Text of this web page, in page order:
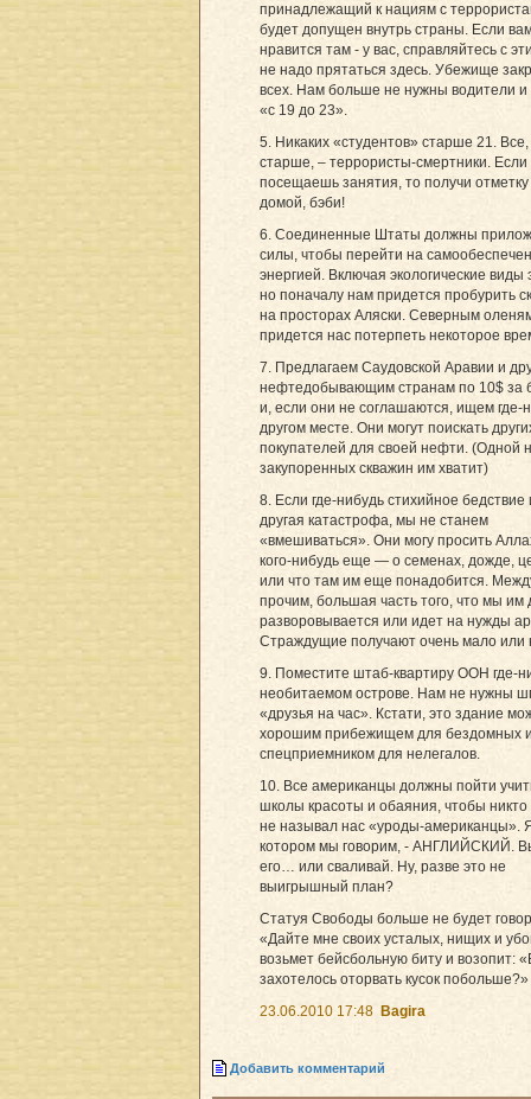
принадлежащий к нациям с
будет допущен внутрь страны. Если
нравится там - у вас, справляйтесь с
не надо прятаться здесь. Убежище
всех. Нам больше не нужны водители и
«с 19 до 23».
5. Никаких «студентов» старше 21. Все,
старше, – террористы-смертники.
посещаешь занятия, то получи
домой, бэби!
6. Соединенные Штаты должны
силы, чтобы перейти на
энергией. Включая экологические виды
но поначалу нам придется пробурить
на просторах Аляски. Северным
придется нас потерпеть некоторое
7. Предлагаем Саудовской Аравии и
нефтедобывающим странам по 10$ за
и, если они не соглашаются, ищем где-
другом месте. Они могут поискать
покупателей для своей нефти. (Одной
закупоренных скважин им хватит)
8. Если где-нибудь стихийное бедствие
другая катастрофа, мы не станем
«вмешиваться». Они могу просить
кого-нибудь еще — о семенах, дожде,
или что там им еще понадобится.
прочим, большая часть того, что мы им
разворовывается или идет на нужды
Страждущие получают очень мало или
9. Поместите штаб-квартиру ООН где-
необитаемом острове. Нам не нужны
«друзья на час». Кстати, это здание
хорошим прибежищем для бездомных
спецприемником для нелегалов.
10. Все американцы должны пойти
школы красоты и обаяния, чтобы
не называл нас «уроды-американцы».
котором мы говорим, - АНГЛИЙСКИЙ.
его… или сваливай. Ну, разве это не
выигрышный план?
Статуя Свободы больше не будет
«Дайте мне своих усталых, нищих и
возьмет бейсбольную биту и возопит:
захотелось оторвать кусок побольше?»
23.06.2010 17:48 Bagira
Добавить комментарий